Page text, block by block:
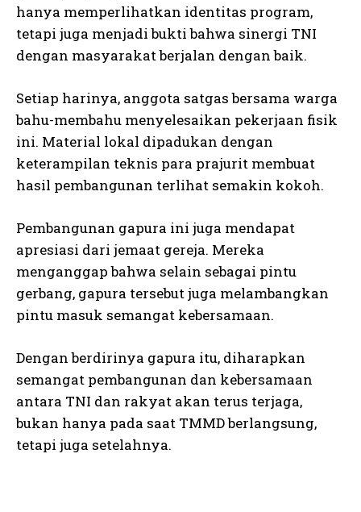
hanya memperlihatkan identitas program,
tetapi juga menjadi bukti bahwa sinergi TNI
dengan masyarakat berjalan dengan baik.
Setiap harinya, anggota satgas bersama warga
bahu-membahu menyelesaikan pekerjaan fisik
ini. Material lokal dipadukan dengan
keterampilan teknis para prajurit membuat
hasil pembangunan terlihat semakin kokoh.
Pembangunan gapura ini juga mendapat
apresiasi dari jemaat gereja. Mereka
menganggap bahwa selain sebagai pintu
gerbang, gapura tersebut juga melambangkan
pintu masuk semangat kebersamaan.
Dengan berdirinya gapura itu, diharapkan
semangat pembangunan dan kebersamaan
antara TNI dan rakyat akan terus terjaga,
bukan hanya pada saat TMMD berlangsung,
tetapi juga setelahnya.